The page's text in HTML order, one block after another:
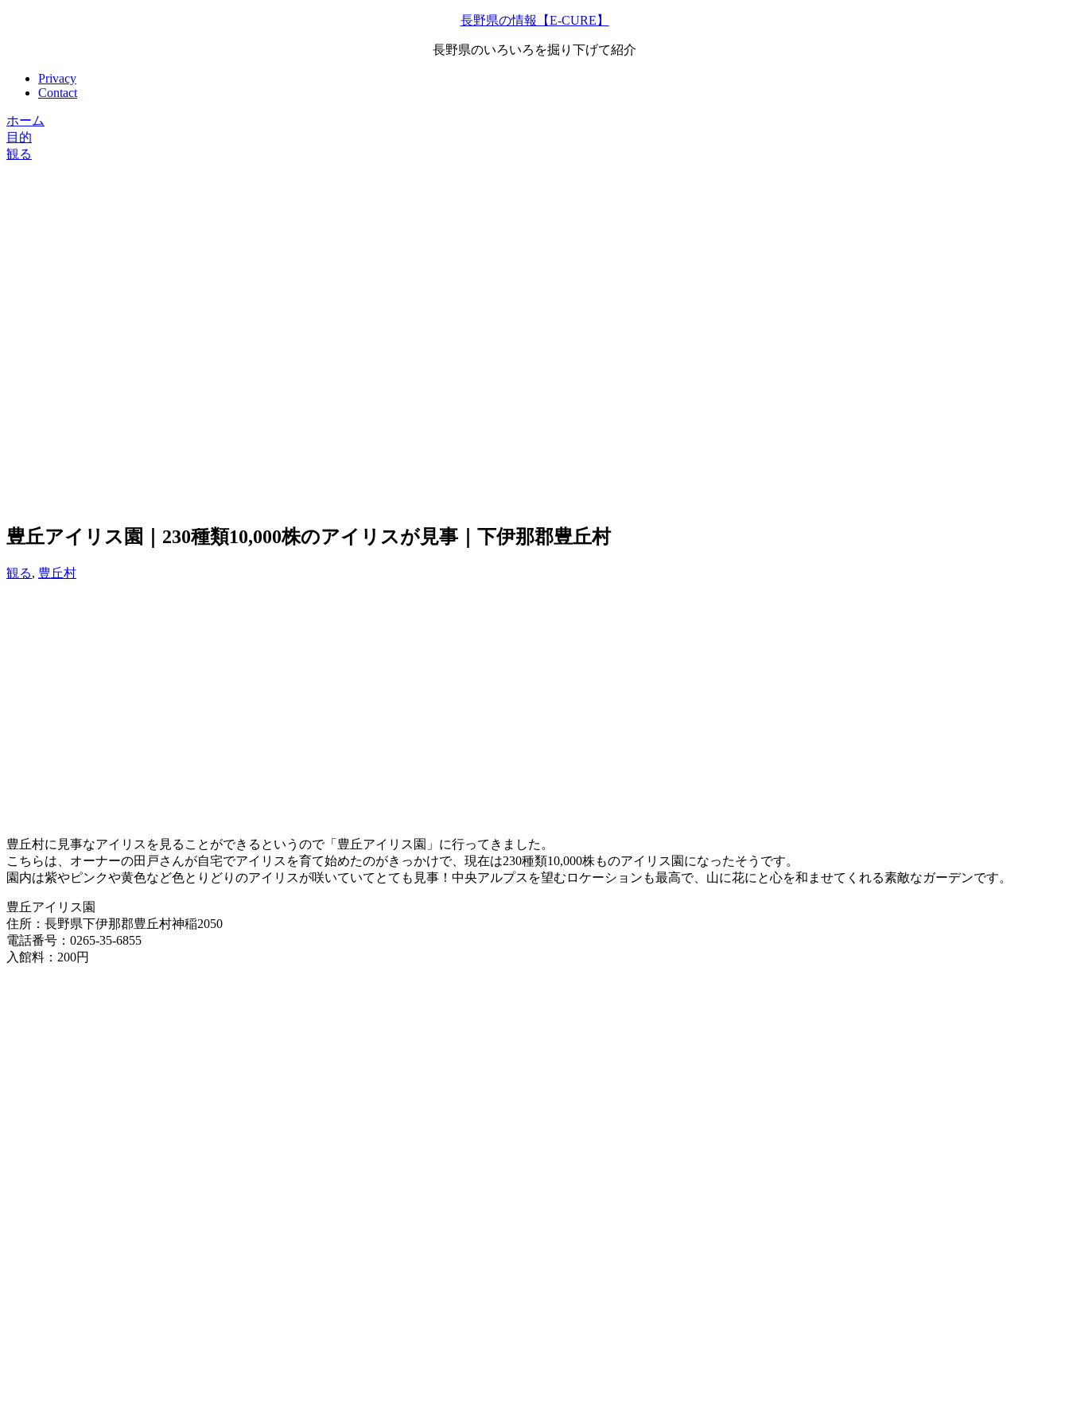
長野県の情報【E-CURE】
長野県のいろいろを掘り下げて紹介
Privacy
Contact
ホーム
目的
観る
豊丘アイリス園｜230種類10,000株のアイリスが見事｜下伊那郡豊丘村
観る, 豊丘村
豊丘村に見事なアイリスを見ることができるというので「豊丘アイリス園」に行ってきました。
こちらは、オーナーの田戸さんが自宅でアイリスを育て始めたのがきっかけで、現在は230種類10,000株ものアイリス園になったそうです。
園内は紫やピンクや黄色など色とりどりのアイリスが咲いていてとても見事！中央アルプスを望むロケーションも最高で、山に花にと心を和ませてくれる素敵なガーデンです。
豊丘アイリス園
住所：長野県下伊那郡豊丘村神稲2050
電話番号：0265-35-6855
入館料：200円